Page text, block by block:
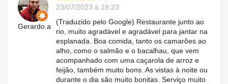
Gerardo.a
23/07/2023 à 18:23
(Traduzido pelo Google) Restaurante junto ao
rio, muito agradável e agradável para jantar na
esplanada. Boa comida, tanto os camarões ao
alho, como o salmão e o bacalhau, que vem
acompanhado com uma caçarola de arroz e
feijão, também muito bons. As vistas à noite ou
durante o dia são muito bonitas. Serviço muito